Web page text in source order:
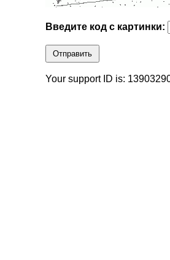
Введите код с картинки:
Отправить
Your support ID is: